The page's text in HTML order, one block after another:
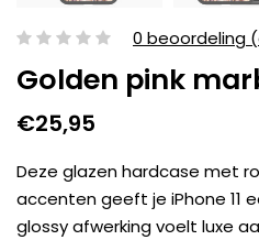
0 beoordeling
Golden pink
€25,95
Deze glazen hardcase met
accenten geeft je iPhone 11
glossy afwerking voelt luxe